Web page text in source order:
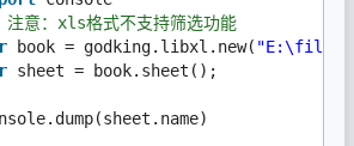
意：xls格式不支持筛选功能
book = godking.libxl.new(
sheet = book.sheet();